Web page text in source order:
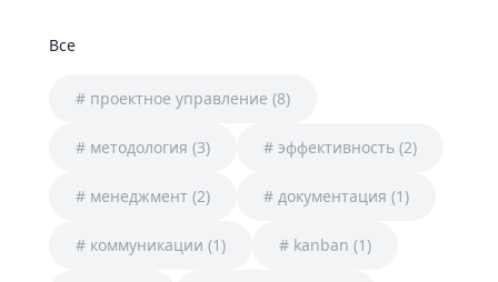
Все
# проектное управление (8)
# методология (3) # эффективность (2)
# менеджмент (2) # документация (1)
# коммуникации (1) # kanban (1)